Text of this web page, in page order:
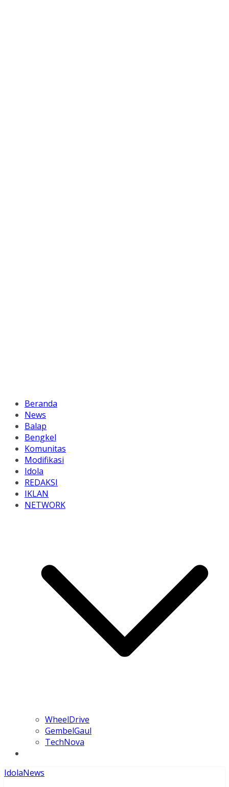
Beranda
News
Balap
Bengkel
Komunitas
Modifikasi
Idola
REDAKSI
IKLAN
NETWORK
WheelDrive
GembelGaul
TechNova
IdolaNews